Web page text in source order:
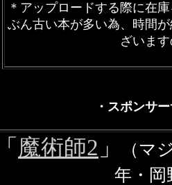
＊アップロードする際に在
ぶん古い本が多い為、時間
ざいま
・スポンサ
「 魔術師2 」
（マ
年・岡